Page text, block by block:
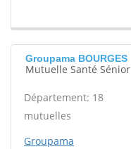
Groupama BOURGES
Mutuelle Santé Sénior
Département: 18
mutuelles
Groupama